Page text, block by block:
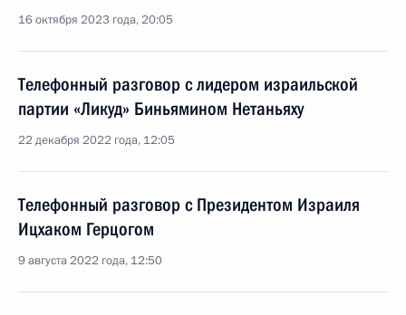
16 октября 2023 года, 20:05
Телефонный разговор с лидером израильской
партии «Ликуд» Биньямином Нетаньяху
22 декабря 2022 года, 12:05
Телефонный разговор с Президентом Израиля
Ицхаком Герцогом
9 августа 2022 года, 12:50